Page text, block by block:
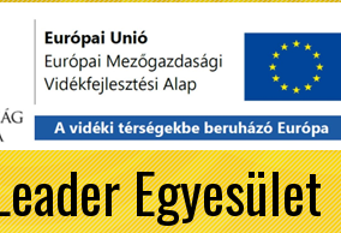
Egyesület